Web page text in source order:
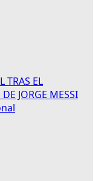
TRAS EL
JORGE MESSI